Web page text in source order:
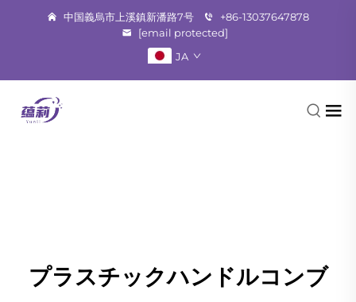
中国義烏市上溪鎮新潘路7号
+86-13037647878
[email protected]
JA
プラスチックハンドルコンブ